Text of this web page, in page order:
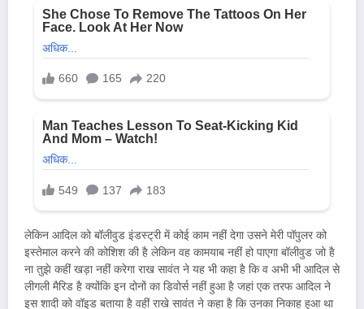
लेकिन आदिल को बॉलीवुड इंडस्ट्री में कोई काम नहीं देगा उसने मेरी पॉपुलर को
इस्तेमाल करने की कोशिश की है लेकिन वह कामयाब नहीं हो पाएगा बॉलीवुड जो है
ना तुझे कहीं खड़ा नहीं करेगा राख सावंत ने यह भी कहा है कि व अभी भी आदिल से
लीगली मैरिड है क्योंकि इन दोनों का डिवोर्स नहीं हुआ है जहां एक तरफ आदिल ने
इस शादी को वॉइड बताया है वहीं राखे सावंत ने कहा है कि उनका निकाह हुआ था